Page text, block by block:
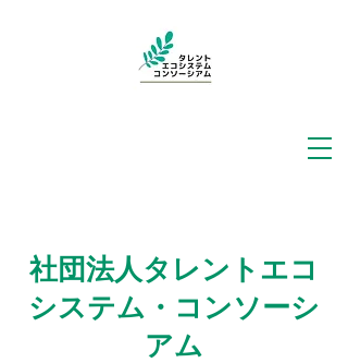
社団法人タレントエコ
システム・コンソーシ
アム